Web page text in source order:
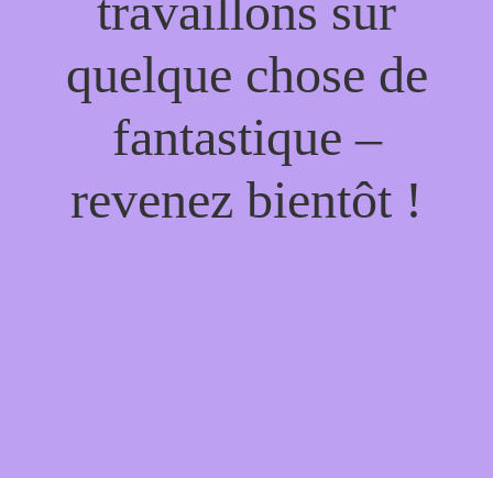
travaillons sur
quelque chose de
fantastique –
revenez bientôt !